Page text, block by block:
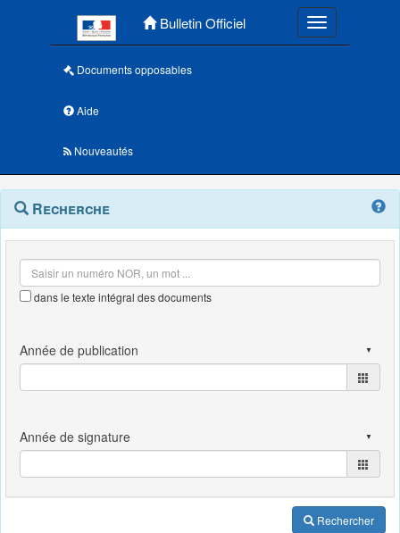
Bulletin Officiel Toggle
Documents opposables
Aide
Nouveautés
Navigation
outils
Menu
contextuel
Recherche
dans le texte intégral des documents
Rechercher